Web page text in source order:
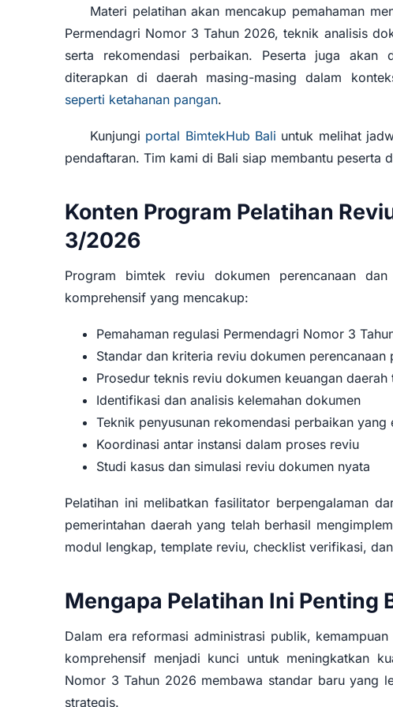
Materi pelatihan akan mencakup pemahaman
Permendagri Nomor 3 Tahun 2026, teknik analisis
serta rekomendasi perbaikan. Peserta juga
diterapkan di daerah masing-masing dalam
seperti ketahanan pangan.
Kunjungi portal BimtekHub Bali untuk melihat
pendaftaran. Tim kami di Bali siap membantu peserta
Konten Program Pelatihan
3/2026
Program bimtek reviu dokumen perencanaan
komprehensif yang mencakup:
Pemahaman regulasi Permendagri Nomor 3
Standar dan kriteria reviu dokumen perencanaan
Prosedur teknis reviu dokumen keuangan
Identifikasi dan analisis kelemahan dokumen
Teknik penyusunan rekomendasi perbaikan yang
Koordinasi antar instansi dalam proses reviu
Studi kasus dan simulasi reviu dokumen nyata
Pelatihan ini melibatkan fasilitator berpengalaman
pemerintahan daerah yang telah berhasil
modul lengkap, template reviu, checklist verifikasi,
Mengapa Pelatihan Ini Penting
Dalam era reformasi administrasi publik,
komprehensif menjadi kunci untuk meningkatkan
Nomor 3 Tahun 2026 membawa standar baru yang
strategis.